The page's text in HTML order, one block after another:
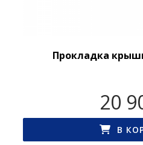
Прокладка
20
В